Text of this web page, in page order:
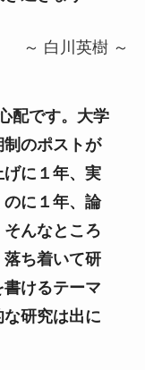
～ 白川英樹 ～
配です。大学
のポストが
に１年、実
に１年、論
んなところ
ち着いて研
けるテーマ
研究は出に